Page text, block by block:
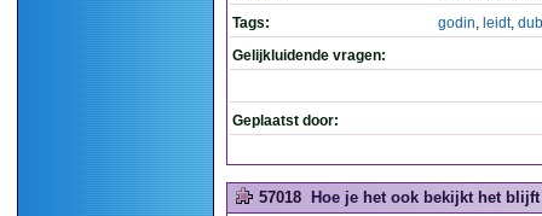
Tags:
godin, leidt,
Gelijkluidende vragen:
Geplaatst door:
57018 Hoe je het ook bekijkt het blijft